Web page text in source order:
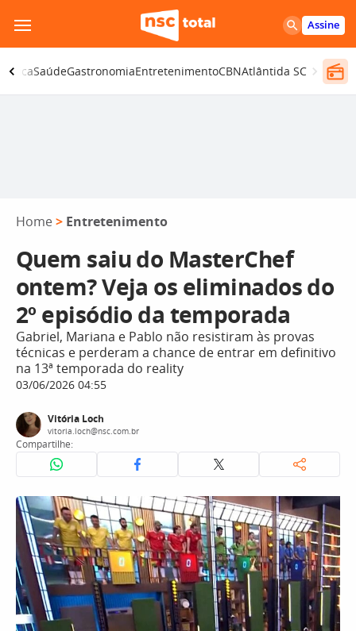
para
o
conteúdo
Assine
SaúdeGastronomiaEntretenimentoCBNAtlântida SC
Home > Entretenimento
Quem saiu do MasterChef
ontem? Veja os eliminados do
2º episódio da temporada
Gabriel, Mariana e Pablo não resistiram às provas
técnicas e perderam a chance de entrar em definitivo
na 13ª temporada do reality
03/06/2026 04:55
Vitória Loch
vitoria.loch@nsc.com.br
Compartilhe: